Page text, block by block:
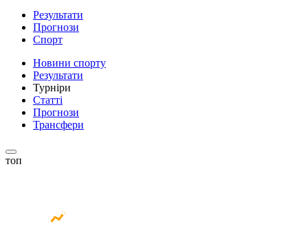
Результати
Прогнози
Спорт
Новини спорту
Результати
Турніри
Статті
Прогнози
Трансфери
топ